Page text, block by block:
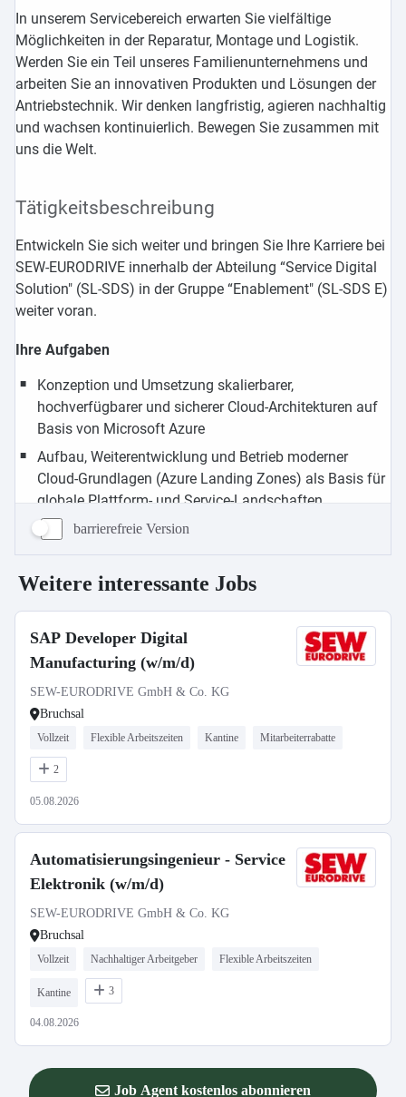
barrierefreie Version
Weitere interessante Jobs
SAP Developer Digital
Manufacturing (w/m/d)
SEW-EURODRIVE GmbH & Co. KG
Bruchsal
Vollzeit Flexible Arbeitszeiten Kantine Mitarbeiterrabatte
2
05.08.2026
Automatisierungsingenieur - Service
Elektronik (w/m/d)
SEW-EURODRIVE GmbH & Co. KG
Bruchsal
Vollzeit Nachhaltiger Arbeitgeber Flexible Arbeitszeiten
Kantine 3
04.08.2026
Job Agent kostenlos abonnieren